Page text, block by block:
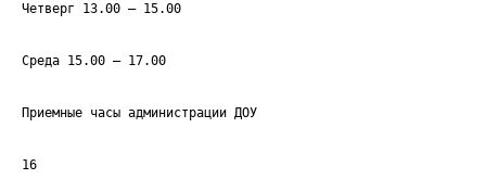
Четверг 13.00 – 15.00
Среда 15.00 – 17.00
Приемные часы администрации ДОУ
16